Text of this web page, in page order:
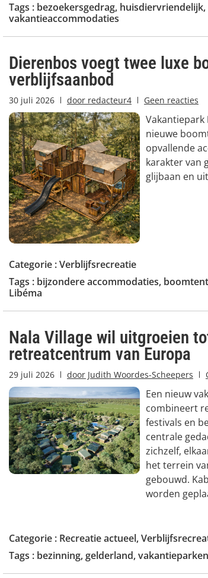
Tags : bezoekersgedrag, huisdiervriendelijk,
vakantieaccommodaties
Dierenbos voegt twee luxe
verblijfsaanbod
30 juli 2026 door redacteur4 Geen reacties
Vakantiepark
nieuwe
opvallende
karakter van
glijbaan en
Categorie :Verblijfsrecreatie
Tags : bijzondere accommodaties, boomtent
Libéma
Nala Village wil uitgroeien
retreatcentrum van Europa
29 juli 2026 door Judith Woordes-Scheepers
Een nieuw
combineert
festivals en
centrale
zichzelf,
het terrein
gebouwd.
worden
Categorie : Recreatie actueel,
Tags : bezinning,gelderland,vakantieparken